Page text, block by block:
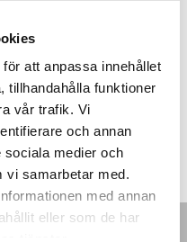
att anpassa innehållet
tillhandahålla funktioner
vår trafik. Vi
och annan
sociala medier och
vi samarbetar med.
med annan
eller som de har
omvandlar
till processsignaler.
LÄS MER